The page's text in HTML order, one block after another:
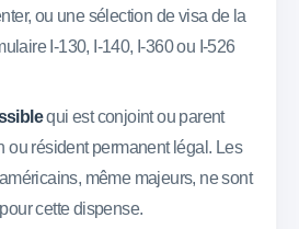
ou une sélection de visa de la
I-130, I-140, I-360 ou I-526
qui est conjoint ou parent
ou résident permanent légal. Les
même majeurs, ne sont
cette dispense.